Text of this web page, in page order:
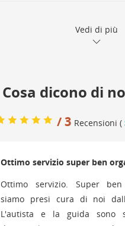
Vedi di più
Cosa dicono di
/ 3 Recensioni (
Ottimo servizio super ben
Ottimo servizio. Super
siamo presi cura di noi
L'autista e la guida sono